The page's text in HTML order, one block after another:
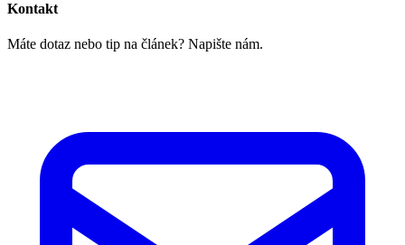
Kontakt
Máte dotaz nebo tip na článek? Napište nám.